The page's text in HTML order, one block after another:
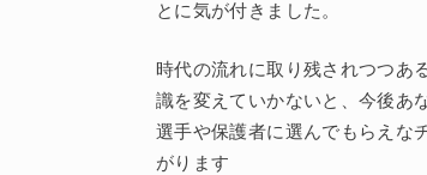
とに気が付きました。
時代の流れに取り残されつつあ
識を変えていかないと、今後あ
選手や保護者に選んでもらえな
がります